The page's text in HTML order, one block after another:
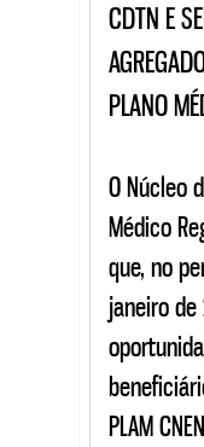
CDTN E
PLANO
O Núcleo
Médico
que, no
janeiro
PLAM